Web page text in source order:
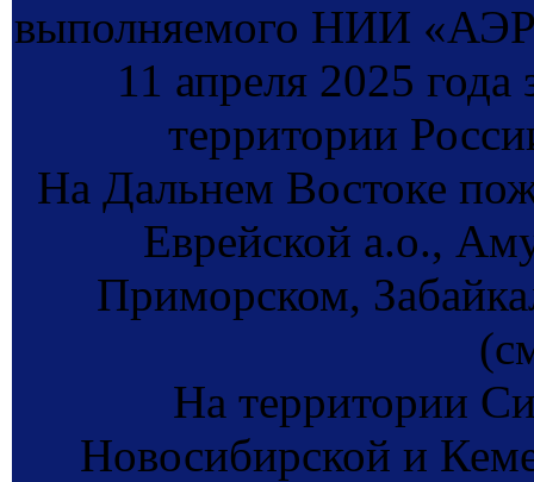
выполняемого НИИ
11 апреля 2025
территории
На Дальнем Востоке
Еврейской а.о.,
Приморском,
На территории
Новосибирской и